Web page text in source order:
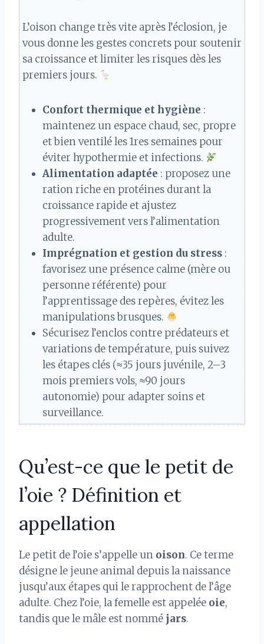
L’oison change très vite après l’éclosion, je
vous donne les gestes concrets pour soutenir
sa croissance et limiter les risques dès les
premiers jours.
Confort thermique et hygiène :
maintenez un espace chaud, sec, propre
et bien ventilé les 1res semaines pour
éviter hypothermie et infections.
Alimentation adaptée : proposez une
ration riche en protéines durant la
croissance rapide et ajustez
progressivement vers l’alimentation
adulte.
Imprégnation et gestion du stress :
favorisez une présence calme (mère ou
personne référente) pour
l’apprentissage des repères, évitez les
manipulations brusques.
Sécurisez l’enclos contre prédateurs et
variations de température, puis suivez
les étapes clés (≈35 jours juvénile, 2–3
mois premiers vols, ≈90 jours
autonomie) pour adapter soins et
surveillance.
Qu’est-ce que le petit de
l’oie ? Définition et
appellation
Le petit de l’oie s’appelle un oison. Ce terme
désigne le jeune animal depuis la naissance
jusqu’aux étapes qui le rapprochent de l’âge
adulte. Chez l’oie, la femelle est appelée oie,
tandis que le mâle est nommé jars.